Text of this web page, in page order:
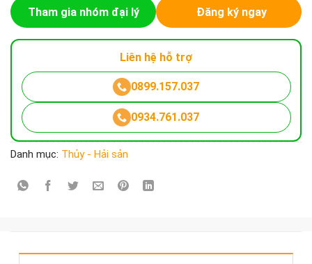
Tham gia nhóm đại lý Đăng ký ngay
Liên hệ hỗ trợ
0899.157.037
0934.761.037
Danh mục: Thủy - Hải sản